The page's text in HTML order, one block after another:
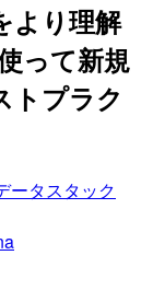
より理解
って新規
トプラク
ータスタック